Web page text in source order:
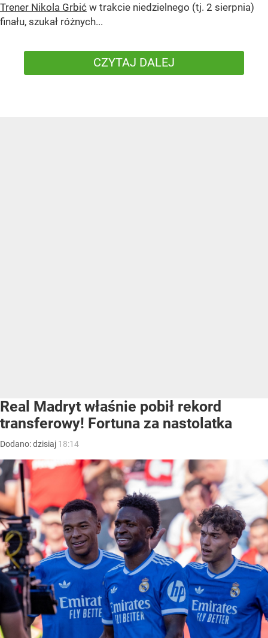
Trener Nikola Grbić w trakcie niedzielnego (tj. 2 sierpnia)
finału, szukał różnych...
CZYTAJ DALEJ
Real Madryt właśnie pobił rekord
transferowy! Fortuna za nastolatka
Dodano:dzisiaj 18:14